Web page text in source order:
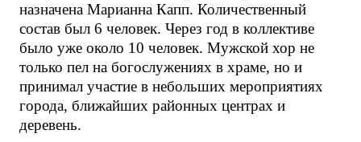
назначена Марианна Капп. Количественный
состав был 6 человек. Через год в коллективе
было уже около 10 человек. Мужской хор не
только пел на богослужениях в храме, но и
принимал участие в небольших мероприятиях
города, ближайших районных центрах и
деревень.